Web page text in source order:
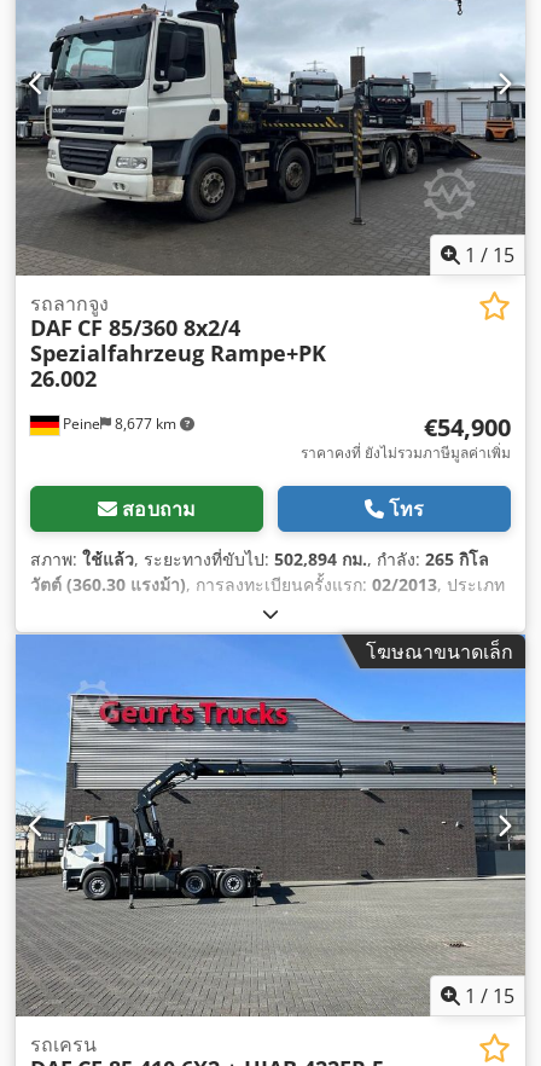
1 / 15
Peine 8,677 km
รถลากจูง
DAF CF 85/360 8x2/4
Spezialfahrzeug Rampe+PK
26.002
€54,900
ราคาคงที่ ยังไม่รวมภาษีมูลค่าเพิ่ม
สอบถาม โทร
สภาพ: ใช้แล้ว, ระยะทางที่ขับไป: 502,894 กม., กำลัง: 265 กิโล
วัตต์ (360.30 แรงม้า), การลงทะเบียนครั้งแรก: 02/2013, ประเภท
32,000 กก.
เพลา:3 เพลา, ตรวจสอบครั้งถัดไป (TÜV):06/2026, สี:สีขาว,
, ระดับชั้นการปล่อยมลพิษ:ยูโร 5, ความ
ยาวพื้นที่บรรทุก:
อุปกรณ์:เครน, เครื่องปรับอากาศ, เอบีเอส,
โฆษณาขนาดเล็ก
1 / 15
รถเครน